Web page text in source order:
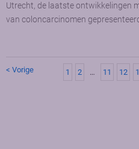
Utrecht, de laatste ontwikkelingen
van coloncarcinomen
< Vorige 1 2 … 11 12